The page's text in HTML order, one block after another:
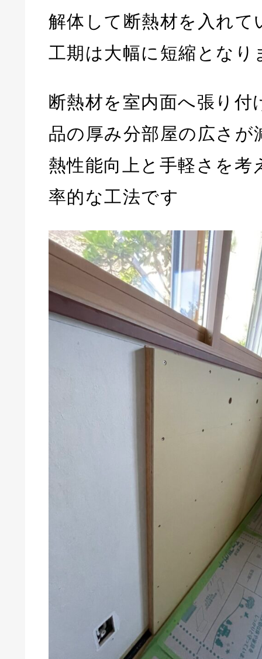
解体して断熱材を入れて
工期は大幅に短縮となり
断熱材を室内面へ張り付
品の厚み分部屋の広さが
熱性能向上と手軽さを考
率的な工法です